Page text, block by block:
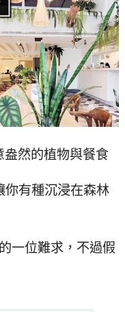
盎然的植物與餐食
你有種沉浸在森林
一位難求，不過假